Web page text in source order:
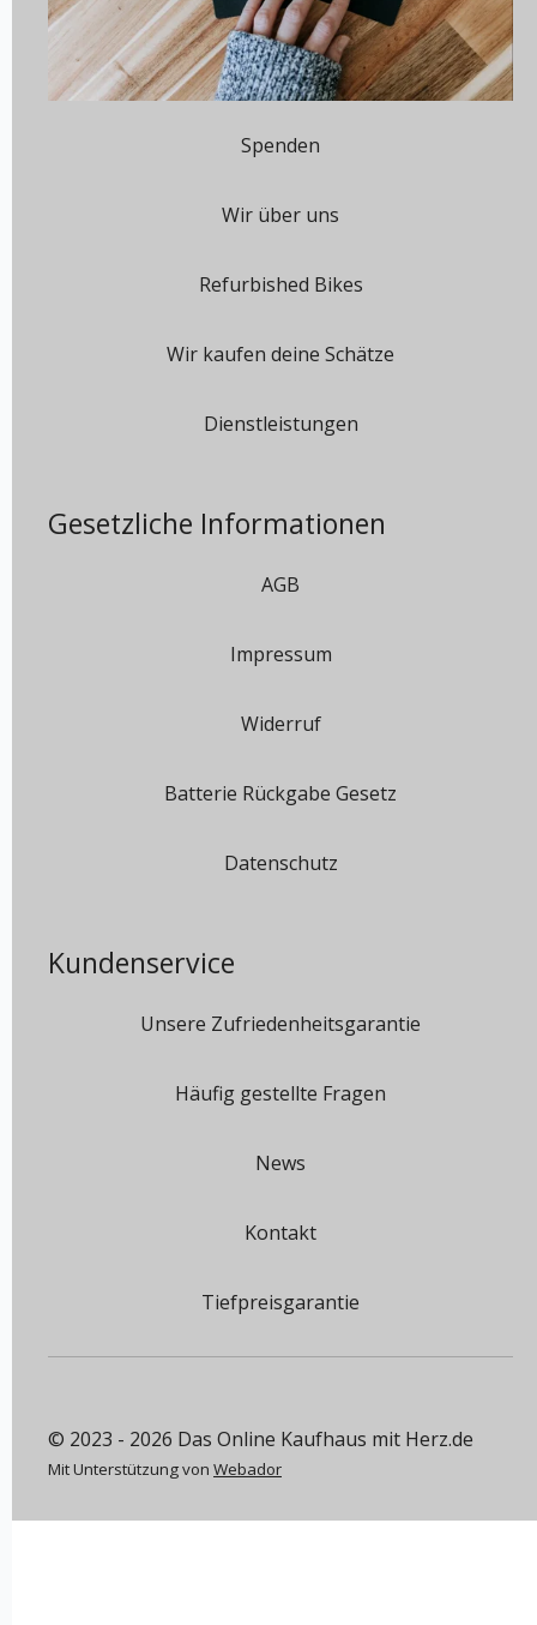
Spenden
Wir über uns
Refurbished Bikes
Wir kaufen deine Schätze
Dienstleistungen
Gesetzliche Informationen
AGB
Impressum
Widerruf
Batterie Rückgabe Gesetz
Datenschutz
Kundenservice
Unsere Zufriedenheitsgarantie
Häufig gestellte Fragen
News
Kontakt
Tiefpreisgarantie
© 2023 - 2026 Das Online Kaufhaus mit Herz.de
Mit Unterstützung von Webador